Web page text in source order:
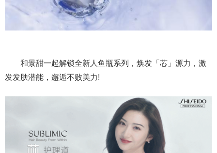
和景甜一起解锁全新人鱼瓶系列，焕发「芯」源力，激
发发肤潜能，邂逅不败美力!